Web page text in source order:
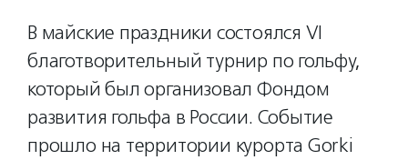
В майские праздники состоялся VI
благотворительный турнир по гольфу,
который был организовал Фондом
развития гольфа в России. Событие
прошло на территории курорта Gorki